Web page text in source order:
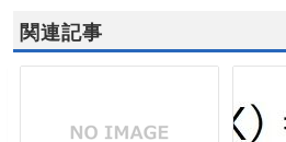
関連記事